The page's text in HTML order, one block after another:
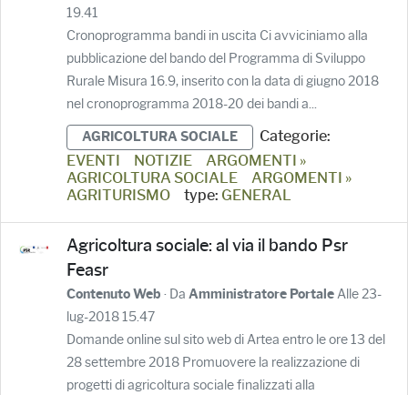
19.41
Cronoprogramma bandi in uscita Ci avviciniamo alla
pubblicazione del bando del Programma di Sviluppo
Rurale Misura 16.9, inserito con la data di giugno 2018
nel cronoprogramma 2018-20 dei bandi a...
AGRICOLTURA SOCIALE
Categorie:
EVENTI
NOTIZIE
ARGOMENTI »
AGRICOLTURA SOCIALE
ARGOMENTI »
AGRITURISMO
type: GENERAL
Agricoltura sociale: al via il bando Psr
Feasr
Contenuto Web · Da Amministratore PortaleAlle 23-
lug-2018 15.47
Domande online sul sito web di Artea entro le ore 13 del
28 settembre 2018 Promuovere la realizzazione di
progetti di agricoltura sociale finalizzati alla